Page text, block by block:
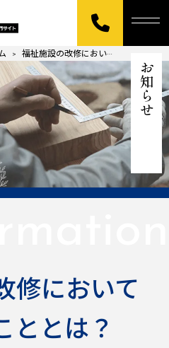
お知らせ
> 福祉施設の改修において注意すべきこととは？
修において
ととは？